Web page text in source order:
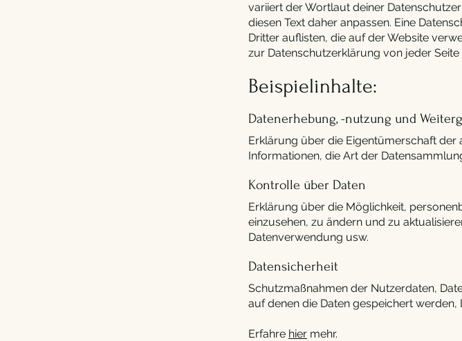
variiert der Wortlaut deiner
diesen Text daher anpassen. Eine
Dritter auflisten, die auf der Website
zur Datenschutzerklärung von jeder
Beispielinhalte:
Datenerhebung, -nutzung und
Erklärung über die Eigentümerschaft
Informationen, die Art der
Kontrolle über Daten
Erklärung über die Möglichkeit,
einzusehen, zu ändern und zu
Datenverwendung usw.
Datensicherheit
Schutzmaßnahmen der Nutzerdaten,
auf denen die Daten gespeichert
Erfahre hier mehr.